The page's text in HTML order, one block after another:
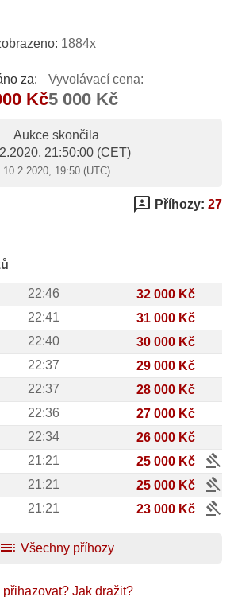
1884x
za:
Kč
Vyvolávací cena:
5 000 Kč
Aukce skončila
21:50:00 (CET)
10.2.2020, 19:50 (UTC)
3p Příhozy: 27
22:46
32 000 Kč
22:41
31 000 Kč
22:40
30 000 Kč
22:37
29 000 Kč
22:37
28 000 Kč
22:36
27 000 Kč
22:34
26 000 Kč
21:21 25 000 Kč gavel
21:21 25 000 Kč gavel
21:21 23 000 Kč
gavel
toc Všechny příhozy
přihazovat? Jak dražit?